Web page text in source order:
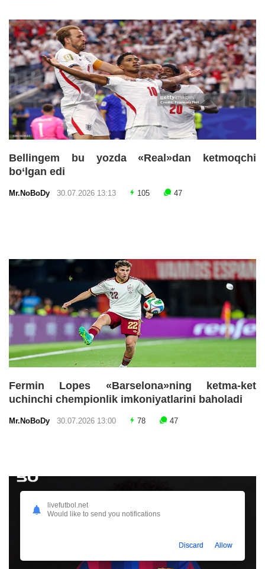
Bellingem bu yozda «Real»dan ketmoqchi
bo‘lgan edi
Mr.NoBoDy 30.07.2026 13:13 105 47
Fermin Lopes «Barselona»ning ketma-ket
uchinchi chempionlik imkoniyatlarini baholadi
Mr.NoBoDy 30.07.2026 13:00 78 47
livefutbol.net
Would like to send you notifications
Discard Allow